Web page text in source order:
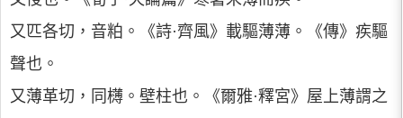
又匹各切，音粕。《詩·齊風》載驅薄薄。《傳》疾驅
聲也。
又薄革切，同欂。壁柱也。《爾雅·釋宮》屋上薄謂之